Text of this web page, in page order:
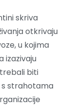
skriva
otkrivaju
u kojima
izazivaju
biti
s strahotama